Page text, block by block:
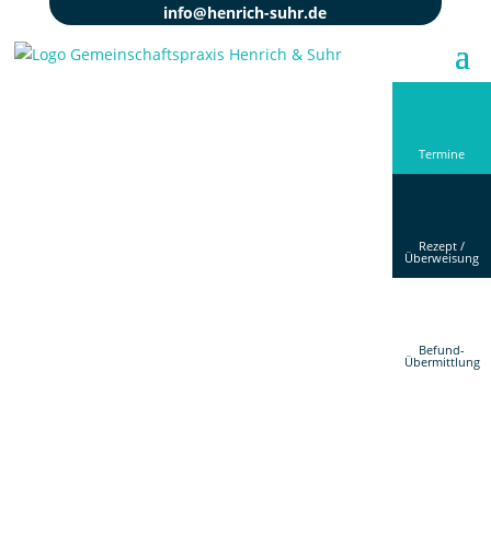
info@henrich-suhr.de
Termine
Rezept /
Überweisung
Befund-
Übermittlung